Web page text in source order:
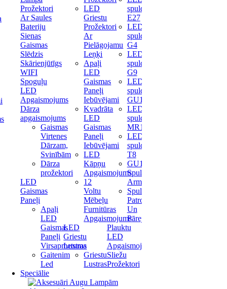
Prožektori
Ar Saules
Bateriju
Sienas
Gaismas
Slēdzis
Skārienjūtīgs
WIFI
Spoguļu
LED
Apgaismojums
Dārza
apgaismojums
Gaismas
Virtenes
Dārzam,
Svinībām
Dārza
prožektori
LED
Gaismas
Paneļi
Apaļi
LED
Gaismas
Paneļi
Virsapmetuma
Gaitenim
Led
LED
Griestu
Prožektori
Ar
Pielāgojamu
Leņķi
Apaļi
LED
Gaismas
Paneļi
Iebūvējami
Kvadrāta
LED
Gaismas
Paneļi
Iebūvējami
LED
Kāpņu
Apgaismojums
12
Voltu
Mēbeļu
Furnitūras
Apgaismojums
LED
Griestu
Lustras
Griestu
Lustras
spuldze
E27
LED
spuldze
G4
LED
spuldze
G9
LED
spuldze
GU10
LED
spuldze
MR16
LED
spuldze
T8
GU10
Spuldžu
Armatūras
Spuldžu
Patronas
Un
Pārejas
Plauktu
LED
Apgaismojums
Sliežu
Prožektori
Speciālie